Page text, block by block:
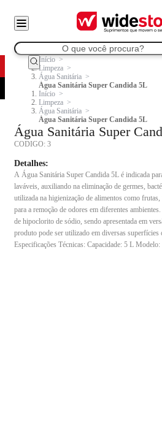
Início
Limpeza
Água Sanitária
Água Sanitária Super Candida 5L
Início
Limpeza
Água Sanitária
Água Sanitária Super Candida 5L
Água Sanitária Super
CODIGO: 3
Detalhes:
A Água Sanitária Super Candida 5L é indicada
laváveis, auxiliando na eliminação de germes,
utilizada na higienização de alimentos como
para a remoção de odores em diferentes
de hipoclorito de sódio, sendo apresentada em
produto pode ser utilizado em diversas superfícies
Especificações Técnicas: Capacidade: 5 L